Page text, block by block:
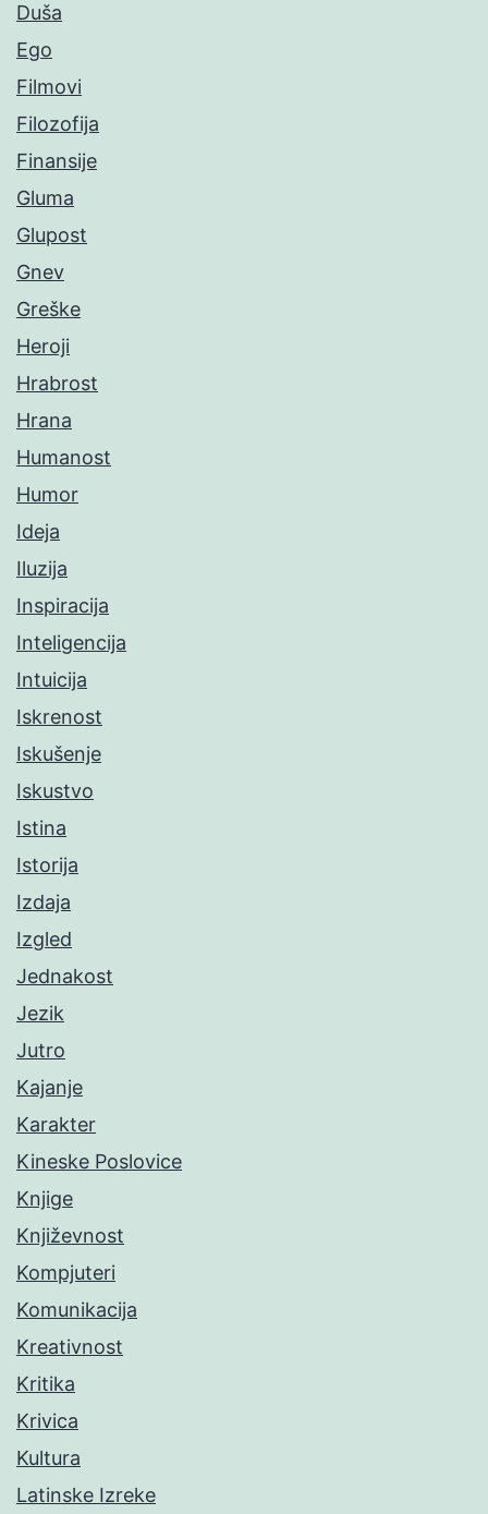
Duša
Ego
Filmovi
Filozofija
Finansije
Gluma
Glupost
Gnev
Greške
Heroji
Hrabrost
Hrana
Humanost
Humor
Ideja
Iluzija
Inspiracija
Inteligencija
Intuicija
Iskrenost
Iskušenje
Iskustvo
Istina
Istorija
Izdaja
Izgled
Jednakost
Jezik
Jutro
Kajanje
Karakter
Kineske Poslovice
Knjige
Književnost
Kompjuteri
Komunikacija
Kreativnost
Kritika
Krivica
Kultura
Latinske Izreke